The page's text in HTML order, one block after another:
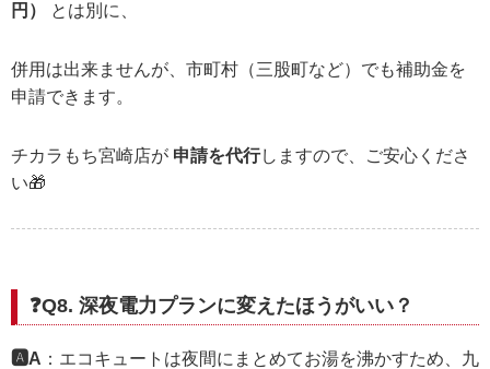
円）
とは別に、
併用は出来ませんが、市町村（三股町など）でも補助金を
申請できます。
チカラもち宮崎店が 申請を代行しますので、ご安心くださ
い🎁
❓Q8. 深夜電力プランに変えたほうがいい？
🅰️A ：エコキュートは夜間にまとめてお湯を沸かすため、九